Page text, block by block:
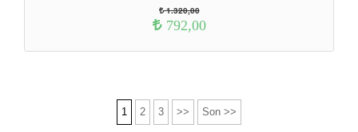
1.320,00
792,00
1 2 3 >> Son >>